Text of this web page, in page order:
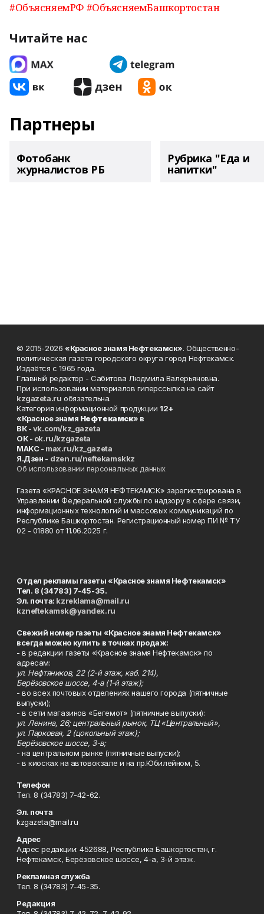
#ОбъясняемРФ #ОбъясняемБашкортостан
Читайте нас
Партнеры
Фотобанк
журналистов РБ
Рубрика "Еда и
напитки"
© 2015-2026 «Красное знамя Нефтекамск». Общественно-
политическая газета городского округа город Нефтекамск.
Издаётся с 1965 года.
Главный редактор - Сабитова Людмила Валерьяновна.
При использовании материалов гиперссылка на сайт
kzgazeta.ru обязательна.
Категория информационной продукции 12+
«Красное знамя Нефтекамск» в
ВК -vk.com/kz_gazeta
ОК - ok.ru/kzgazeta
MAKC - max.ru/kz_gazeta
Я.Дзен - dzen.ru/neftekamskkz
Об использовании персональных данных
Газета «КРАСНОЕ ЗНАМЯ НЕФТЕКАМСК» зарегистрирована в
Управлении Федеральной службы по надзору в сфере связи,
информационных технологий и массовых коммуникаций по
Республике Башкортостан. Регистрационный номер ПИ № ТУ
02 - 01880 от 11.06.2025 г.
Отдел рекламы газеты «Красное знамя Нефтекамск»
Тел. 8 (34783) 7-45-35.
Эл. почта: kzreklama@mail.ru
kzneftekamsk@yandex.ru
Свежий номер газеты «Красное знамя Нефтекамск»
всегда можно купить в точках продаж:
- в редакции газеты «Красное знамя Нефтекамск» по
адресам:
ул. Нефтяников, 22 (2-й этаж, каб. 214),
Берёзовское шоссе, 4-а (1-й этаж);
- во всех почтовых отделениях нашего города (пятничные
выпуски);
- в сети магазинов «Бегемот» (пятничные выпуски):
ул. Ленина, 26; центральный рынок, ТЦ «Центральный»,
ул. Парковая, 2 (цокольный этаж);
Берёзовское шоссе, 3-в;
- на центральном рынке (пятничные выпуски);
- в киосках на автовокзале и на пр.Юбилейном, 5.
Телефон
Тел. 8 (34783) 7-42-62.
Эл. почта
kzgazeta@mail.ru
Адрес
Адрес редакции: 452688, Республика Башкортостан, г.
Нефтекамск, Берёзовское шоссе, 4-а, 3-й этаж.
Рекламная служба
Тел. 8 (34783) 7-45-35.
Редакция